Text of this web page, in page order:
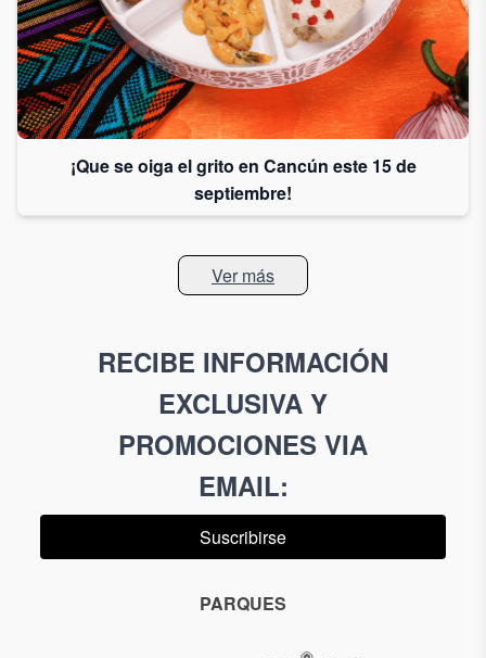
¡Que se oiga el grito en Cancún este 15 de
septiembre!
Ver más
RECIBE INFORMACIÓN
EXCLUSIVA Y
PROMOCIONES VIA
EMAIL:
Suscribirse
PARQUES